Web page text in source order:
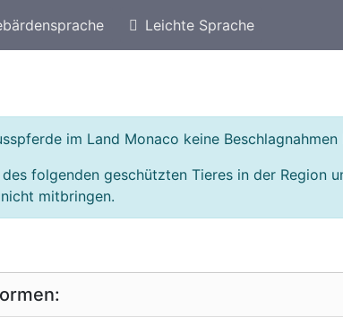
Leichte Sprache
im Land Monaco keine Beschlagnahmen
folgenden geschützten Tieres in der Region
mitbringen.